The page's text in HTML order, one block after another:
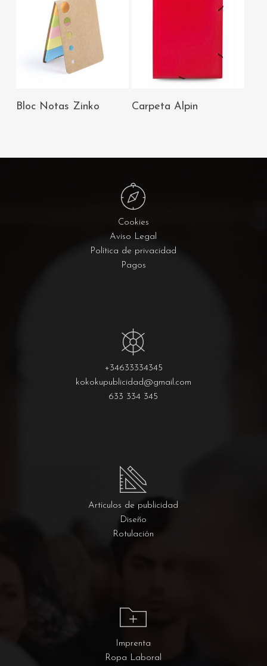
AÑADIR AL
Bloc Notas Zinko
AÑADIR AL
CARRITO
Carpeta Alpin
Cookies
Aviso Legal
Política de privacidad
Pagos
+34633334345
kokokupublicidad@gmail.com
633 334 345
Artículos de publicidad
Diseño
Rotulación
Imprenta
Ropa Laboral